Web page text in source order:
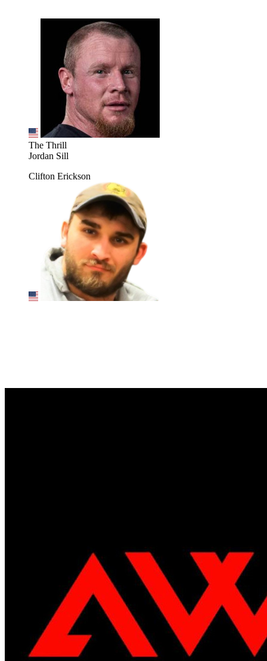
The Thrill
Jordan Sill
Clifton Erickson